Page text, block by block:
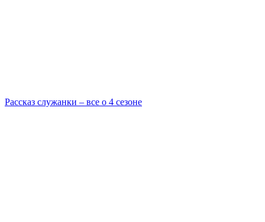
Рассказ служанки – все о 4 сезоне